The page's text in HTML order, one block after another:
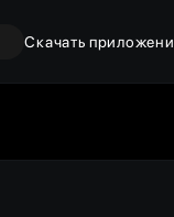
Скачать